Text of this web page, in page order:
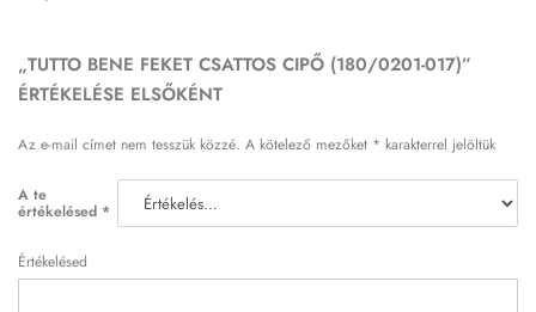
„TUTTO BENE FEKET CSATTOS CIPŐ (180/0201-017)”
ÉRTÉKELÉSE ELSŐKÉNT
Az e-mail címet nem tesszük közzé. A kötelező mezőket * karakterrel jelöltük
A te
értékelésed *
Értékelésed